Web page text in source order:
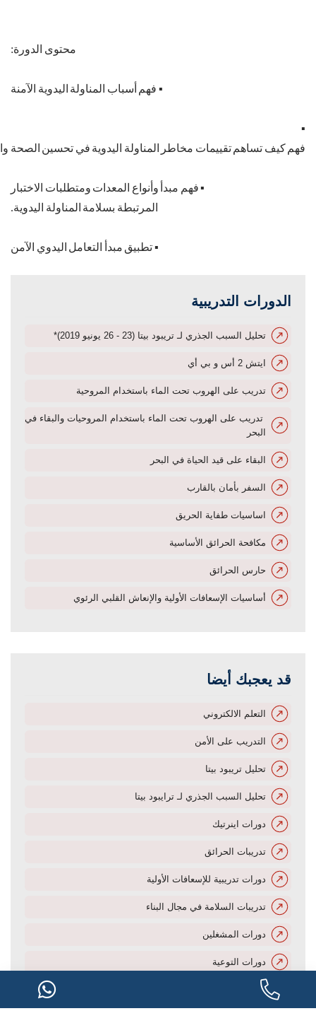
الدورات التدريبية
تحليل السبب الجذري لـ تريبود بيتا (23 - 26 يونيو 2019)*
ايتش 2 أس و بي أي
تدريب على الهروب تحت الماء باستخدام المروحية
تدريب على الهروب تحت الماء باستخدام المروحيات والبقاء في
البحر
البقاء على قيد الحياة في البحر
السفر بأمان بالقارب
اساسيات طفاية الحريق
مكافحة الحرائق الأساسية
حارس الحرائق
أساسيات الإسعافات الأولية والإنعاش القلبي الرئوي
قد يعجبك أيضا
التعلم الالكتروني
التدريب على الأمن
تحليل تريبود بيتا
تحليل السبب الجذري لـ ترايبود بيتا
دورات اينرتيك
تدريبات الحرائق
دورات تدريبية للإسعافات الأولية
تدريبات السلامة في مجال البناء
دورات المشغلين
دورات التوعية
محتوى الدورة:
▪ فهم أسباب المناولة اليدوية الآمنة
▪
فهم كيف تساهم تقييمات مخاطر المناولة اليدوية في تحسين الصحة
▪فهم مبدأ وأنواع المعدات ومتطلبات الاختبار
المرتبطة بسلامة المناولة اليدوية.
▪تطبيق مبدأ التعامل اليدوي الآمن